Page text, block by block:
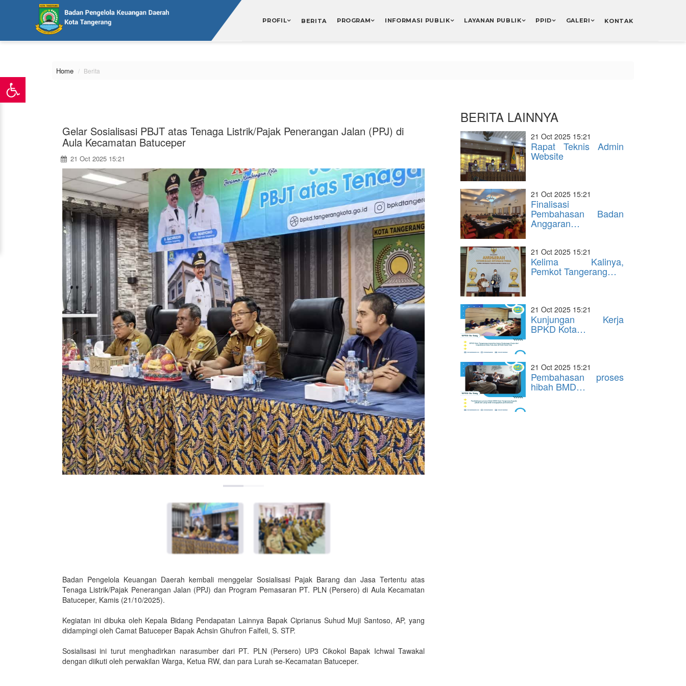
PROFIL BERITA PROGRAM INFORMASI PUBLIK LAYANAN PUBLIK PPID GALERI KONTAK
Home Berita
Gelar Sosialisasi PBJT atas Tenaga Listrik/Pajak Penerangan Jalan (PPJ) di
Aula Kecamatan Batuceper
21 Oct 2025 15:21
Badan Pengelola Keuangan Daerah kembali menggelar Sosialisasi Pajak Barang dan Jasa Tertentu atas
Tenaga Listrik/Pajak Penerangan Jalan (PPJ) dan Program Pemasaran PT. PLN (Persero) di Aula Kecamatan
Batuceper, Kamis (21/10/2025).
Kegiatan ini dibuka oleh Kepala Bidang Pendapatan Lainnya Bapak Ciprianus Suhud Muji Santoso, AP, yang
didampingi oleh Camat Batuceper Bapak Achsin Ghufron Falfeli, S. STP.
Sosialisasi ini turut menghadirkan narasumber dari PT. PLN (Persero) UP3 Cikokol Bapak Ichwal Tawakal
dengan diikuti oleh perwakilan Warga, Ketua RW, dan para Lurah se-Kecamatan Batuceper.
BERITA LAINNYA
21 Oct 2025 15:21
Rapat Teknis Admin
Website
21 Oct 2025 15:21
Finalisasi
Pembahasan Badan
Anggaran…
21 Oct 2025 15:21
Kelima Kalinya,
Pemkot Tangerang…
21 Oct 2025 15:21
Kunjungan Kerja
BPKD Kota…
21 Oct 2025 15:21
Pembahasan proses
hibah BMD…